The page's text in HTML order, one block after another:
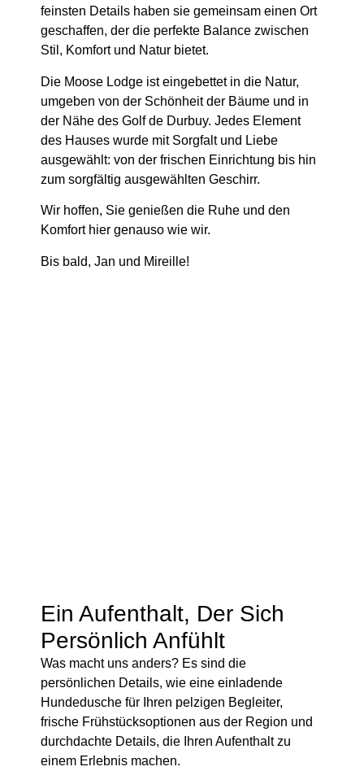
feinsten Details haben sie gemeinsam einen Ort
geschaffen, der die perfekte Balance zwischen
Stil, Komfort und Natur bietet.
Die Moose Lodge ist eingebettet in die Natur,
umgeben von der Schönheit der Bäume und in
der Nähe des Golf de Durbuy. Jedes Element
des Hauses wurde mit Sorgfalt und Liebe
ausgewählt: von der frischen Einrichtung bis hin
zum sorgfältig ausgewählten Geschirr.
Wir hoffen, Sie genießen die Ruhe und den
Komfort hier genauso wie wir.
Bis bald, Jan und Mireille!
Ein Aufenthalt, Der Sich
Persönlich Anfühlt
Was macht uns anders? Es sind die
persönlichen Details, wie eine einladende
Hundedusche für Ihren pelzigen Begleiter,
frische Frühstücksoptionen aus der Region und
durchdachte Details, die Ihren Aufenthalt zu
einem Erlebnis machen.